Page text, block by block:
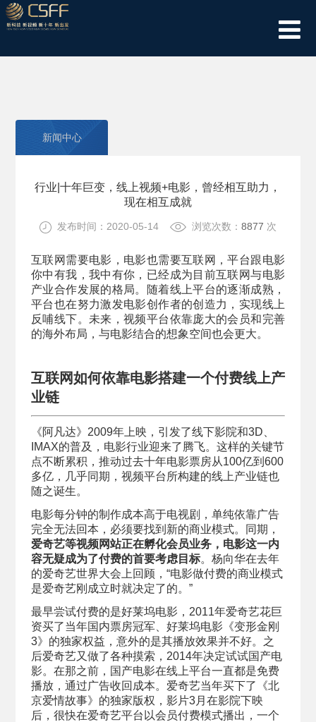
新闻中心
行业|十年巨变，线上视频+电影，曾经相互助力，
现在相互成就
发布时间：2020-05-14 浏览次数： 8877 次
互联网需要电影，电影也需要互联网，平台跟电影
你中有我，我中有你，已经成为目前互联网与电影
产业合作发展的格局。随着线上平台的逐渐成熟，
平台也在努力激发电影创作者的创造力，实现线上
反哺线下。未来，视频平台依靠庞大的会员和完善
的海外布局，与电影结合的想象空间也会更大。
互联网如何依靠电影搭建一个付费线上产
业链
《阿凡达》2009年上映，引发了线下影院和3D、
IMAX的普及，电影行业迎来了腾飞。这样的关键节
点不断累积，推动过去十年电影票房从100亿到600
多亿，几乎同期，视频平台所构建的线上产业链也
随之诞生。
电影每分钟的制作成本高于电视剧，单纯依靠广告
完全无法回本，必须要找到新的商业模式。同期，
爱奇艺等视频网站正在孵化会员业务，电影这一内
容无疑成为了付费的首要考虑目标。杨向华在去年
的爱奇艺世界大会上回顾，“电影做付费的商业模式
是爱奇艺刚成立时就决定了的。”
最早尝试付费的是好莱坞电影，2011年爱奇艺花巨
资买了当年国内票房冠军、好莱坞电影《变形金刚
3》的独家权益，意外的是其播放效果并不好。之
后爱奇艺又做了各种摸索，2014年决定试试国产电
影。在那之前，国产电影在线上平台一直都是免费
播放，通过广告收回成本。爱奇艺当年买下了《北
京爱情故事》的独家版权，影片3月在影院下映
后，很快在爱奇艺平台以会员付费模式播出，一个